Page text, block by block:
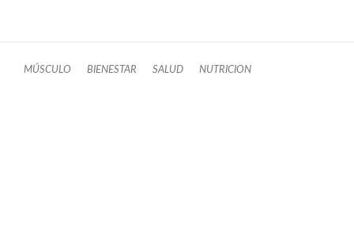
MÚSCULO BIENESTAR SALUD NUTRICION